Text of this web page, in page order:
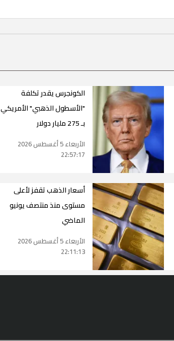
الكونجرس يقدر تكلفة
"الأسطول الذهبي" الأمريكي
بـ 275 مليار دولار
الأربعاء 5 أغسطس 2026
22:57:17
أسعار الذهب تقفز لأعلى
مستوى منذ منتصف يونيو
الماضي
الأربعاء 5 أغسطس 2026
22:11:13